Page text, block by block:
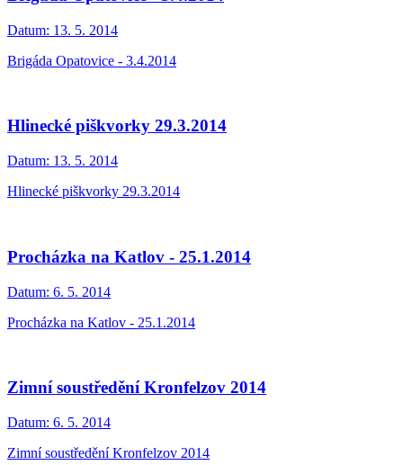
Datum: 13. 5. 2014
Brigáda Opatovice - 3.4.2014
Hlinecké piškvorky 29.3.2014
Datum: 13. 5. 2014
Hlinecké piškvorky 29.3.2014
Procházka na Katlov - 25.1.2014
Datum: 6. 5. 2014
Procházka na Katlov - 25.1.2014
Zimní soustředění Kronfelzov 2014
Datum: 6. 5. 2014
Zimní soustředění Kronfelzov 2014